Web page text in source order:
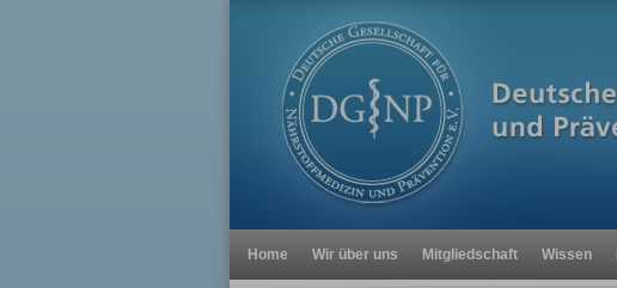
Home Wir über uns Mitgliedschaft Wissen